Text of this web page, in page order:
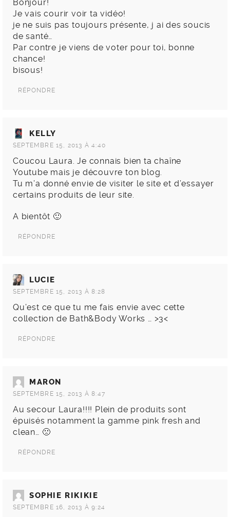
Bonjour!
Je vais courir voir ta vidéo!
je ne suis pas toujours présente, j ai des soucis
de santé…
Par contre je viens de voter pour toi, bonne
chance!
bisous!
RÉPONDRE
KELLY
SEPTEMBRE 15, 2013 À 4:40
Coucou Laura. Je connais bien ta chaîne
Youtube mais je découvre ton blog.
Tu m’a donné envie de visiter le site et d’essayer
certains produits de leur site.
A bientôt 🙂
RÉPONDRE
LUCIE
SEPTEMBRE 15, 2013 À 8:28
Qu’est ce que tu me fais envie avec cette
collection de Bath&Body Works … >3<
RÉPONDRE
MARON
SEPTEMBRE 15, 2013 À 8:47
Au secour Laura!!!! Plein de produits sont
épuisés notamment la gamme pink fresh and
clean… 🙁
RÉPONDRE
SOPHIE RIKIKIE
SEPTEMBRE 16, 2013 À 9:24